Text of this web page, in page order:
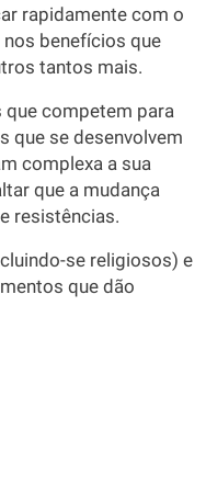
rapidamente com o
benefícios que
tantos mais.
competem para
que se desenvolvem
complexa a sua
que a mudança
resistências.
se religiosos) e
que dão